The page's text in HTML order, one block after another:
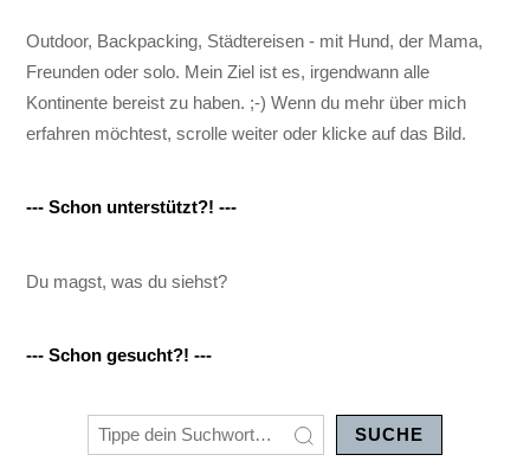
Outdoor, Backpacking, Städtereisen - mit Hund, der Mama,
Freunden oder solo. Mein Ziel ist es, irgendwann alle
Kontinente bereist zu haben. ;-) Wenn du mehr über mich
erfahren möchtest, scrolle weiter oder klicke auf das Bild.
--- Schon unterstützt?! ---
Du magst, was du siehst?
--- Schon gesucht?! ---
SUCHE